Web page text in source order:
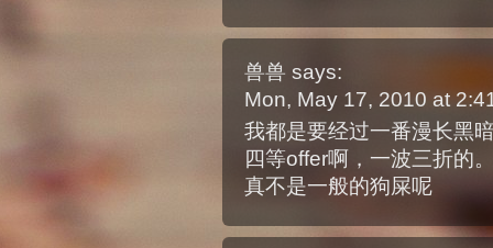
兽兽 says:
Mon, May 17, 2010 at
我都是要经过一番漫长黑
四等offer啊，一波三折的
真不是一般的狗屎呢